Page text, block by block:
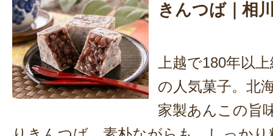
きんつば｜相
上越で180年以
の人気菓子。北
家製あんこの旨